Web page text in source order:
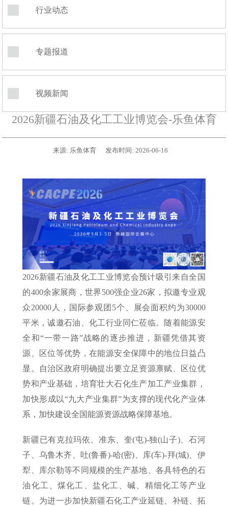
行业动态
专题报道
视频新闻
2026新疆石油及化工工业博览会-乐鱼体育
来源: 乐鱼体育 发布时间: 2026-06-16
2026新疆石油及化工工业博览会预计吸引来自全国
的400余家展商，世界500强企业26家，拟邀专业观
众20000人，国际参观团5个、展会面积约为30000
平米，诚邀石油、化工行业同仁莅临。随着能源安
全和“一带一路”战略的逐步推进，新疆凭借其资
源、区位等优势，在能源安全保障中的地位日益凸
显。自治区政府明确提出要立足资源禀赋、区位优
势和产业基础，培育壮大石化生产加工产业集群，
加快形成以“九大产业集群”为支撑的现代化产业体
系，加快建设全国能源资源战略保障基地。
新疆已有克拉玛依、准东、奎(屯)-独(山子)、石河
子、乌鲁木齐、吐(鲁番)-哈(密)、库(车)-拜(城)、伊
犁、库尔勒等不同规模的生产基地、各具特色的石
油化工、煤化工、盐化工、碱、精细化工等产业
链。为进一步加快新疆石化工产业延链、补链、拓